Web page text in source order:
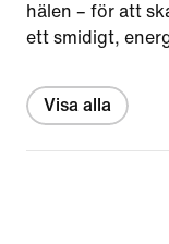
hälen – för att
ett smidigt,
Visa alla